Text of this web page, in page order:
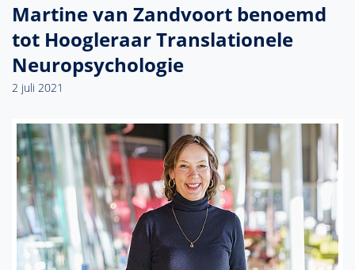
Martine van Zandvoort benoemd
tot Hoogleraar Translationele
Neuropsychologie
2 juli 2021